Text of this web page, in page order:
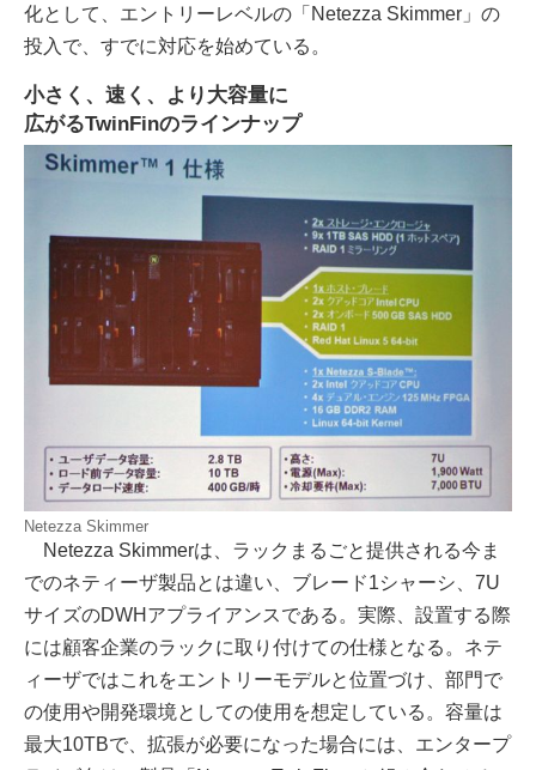
化として、エントリーレベルの「Netezza Skimmer」の
投入で、すでに対応を始めている。
小さく、速く、より大容量に
広がるTwinFinのラインナップ
Netezza Skimmer
Netezza Skimmerは、ラックまるごと提供される今ま
でのネティーザ製品とは違い、ブレード1シャーシ、7U
サイズのDWHアプライアンスである。実際、設置する際
には顧客企業のラックに取り付けての仕様となる。ネテ
ィーザではこれをエントリーモデルと位置づけ、部門で
の使用や開発環境としての使用を想定している。容量は
最大10TBで、拡張が必要になった場合には、エンタープ